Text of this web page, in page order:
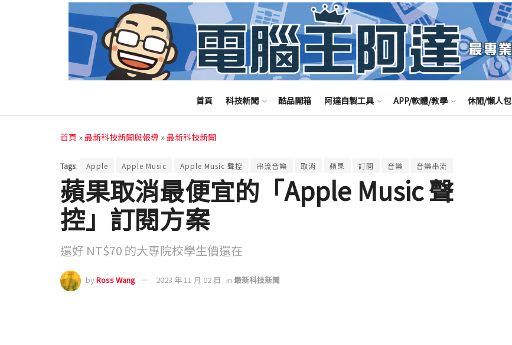
首頁 科技新聞 酷品開箱 阿達自製工具 APP/軟體/教學 休閒/懶人包
首頁 »最新科技新聞與報導 »最新科技新聞
Tags: Apple Apple Music Apple Music 聲控 串流音樂 取消 蘋果 訂閱 音樂 音樂串流
蘋果取消最便宜的「Apple Music 聲
控」訂閱方案
還好 NT$70 的大專院校學生價還在
byRoss Wang 2023 年 11 月 02 日 in 最新科技新聞